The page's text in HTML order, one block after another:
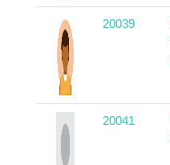
20039
20041